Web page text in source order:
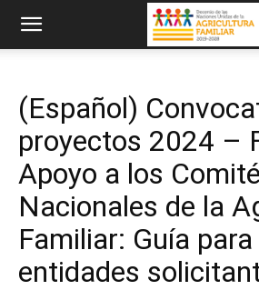
(Español)
proyectos 2024 –
Apoyo a los
Nacionales de la
Familiar: Guía
entidades